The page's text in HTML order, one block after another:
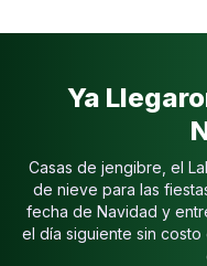
Ya
Casas de jengibre, el
de nieve para las
fecha de Navidad y
el día siguiente sin